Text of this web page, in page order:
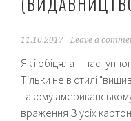
11.10.2017 Leave a
Як і обіцяла –
Тільки не в стилі
такому
враження З усіх